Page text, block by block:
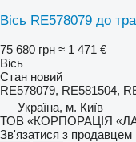
Вісь RE578079 до
75 680 грн ≈ 1 471 €
Вісь
Стан новий
RE578079, RE581504,
Україна, м. Київ
ТОВ «КОРПОРАЦІЯ
Зв'язатися з продавцем